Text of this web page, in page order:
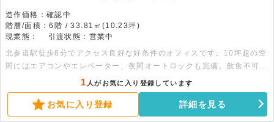
造作価格：確認中
階層/面積：6階 / 33.81㎡(10.23坪)
現業態：
引渡状態：営業中
北参道駅徒歩8分でアクセス良好な好条件のオフィスです。10坪超の空
間にはエアコンやエレベーター、夜間オートロックも完備。飲食不可の
静かな環境でアパレル事業や新規開業を応援します。ぜひお気軽にご相
談ください。
1 人がお気に入り登録しています
お気に入り登録 詳細を見る